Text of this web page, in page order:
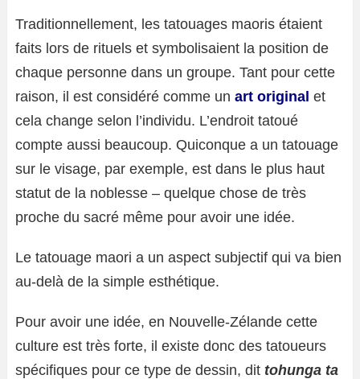
Traditionnellement, les tatouages ​​maoris étaient
faits lors de rituels et symbolisaient la position de
chaque personne dans un groupe. Tant pour cette
raison, il est considéré comme un art original et
cela change selon l’individu. L’endroit tatoué
compte aussi beaucoup. Quiconque a un tatouage
sur le visage, par exemple, est dans le plus haut
statut de la noblesse – quelque chose de très
proche du sacré même pour avoir une idée.
Le tatouage maori a un aspect subjectif qui va bien
au-delà de la simple esthétique.
Pour avoir une idée, en Nouvelle-Zélande cette
culture est très forte, il existe donc des tatoueurs
spécifiques pour ce type de dessin, dit tohunga ta